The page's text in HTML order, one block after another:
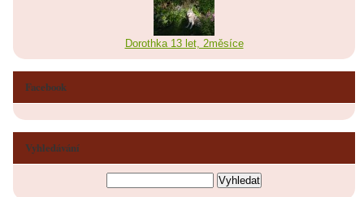
Dorothka 13 let, 2měsíce
Facebook
Vyhledávání